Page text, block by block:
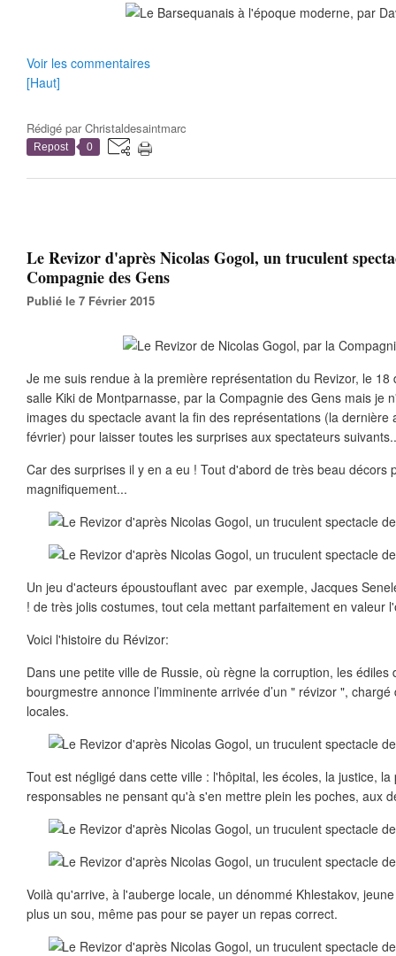
Voir les commentaires
[Haut]
Rédigé parChristaldesaintmarc
Repost 0
Le Revizor d'après Nicolas Gogol, un truculent
Compagnie des Gens
Publié le 7 Février 2015
Je me suis rendue à la première représentation du Revizor, le
salle Kiki de Montparnasse, par la Compagnie des Gens mais je
images du spectacle avant la fin des représentations (la dernière
février) pour laisser toutes les surprises aux spectateurs
Car des surprises il y en a eu ! Tout d'abord de très beau décors
magnifiquement...
Un jeu d'acteurs époustouflant avec par exemple, Jacques
! de très jolis costumes, tout cela mettant parfaitement en valeur
Voici l'histoire du Révizor:
Dans une petite ville de Russie, où règne la corruption, les édiles
bourgmestre annonce l’imminente arrivée d’un " révizor ",
locales.
Tout est négligé dans cette ville : l'hôpital, les écoles, la justice,
responsables ne pensant qu'à s'en mettre plein les poches, aux
Voilà qu'arrive, à l'auberge locale, un dénommé Khlestakov,
plus un sou, même pas pour se payer un repas correct.